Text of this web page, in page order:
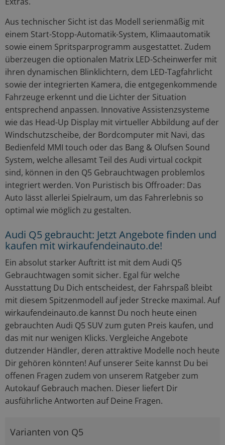
Aus technischer Sicht ist das Modell serienmäßig mit
einem Start-Stopp-Automatik-System, Klimaautomatik
sowie einem Spritsparprogramm ausgestattet. Zudem
überzeugen die optionalen Matrix LED-Scheinwerfer mit
ihren dynamischen Blinklichtern, dem LED-Tagfahrlicht
sowie der integrierten Kamera, die entgegenkommende
Fahrzeuge erkennt und die Lichter der Situation
entsprechend anpassen. Innovative Assistenzsysteme
wie das Head-Up Display mit virtueller Abbildung auf der
Windschutzscheibe, der Bordcomputer mit Navi, das
Bedienfeld MMI touch oder das Bang & Olufsen Sound
System, welche allesamt Teil des Audi virtual cockpit
sind, können in den Q5 Gebrauchtwagen problemlos
integriert werden. Von Puristisch bis Offroader: Das
Auto lässt allerlei Spielraum, um das Fahrerlebnis so
optimal wie möglich zu gestalten.
Audi Q5 gebraucht: Jetzt Angebote finden und
kaufen mit wirkaufendeinauto.de!
Ein absolut starker Auftritt ist mit dem Audi Q5
Gebrauchtwagen somit sicher. Egal für welche
Ausstattung Du Dich entscheidest, der Fahrspaß bleibt
mit diesem Spitzenmodell auf jeder Strecke maximal. Auf
wirkaufendeinauto.de kannst Du noch heute einen
gebrauchten Audi Q5 SUV zum guten Preis kaufen, und
das mit nur wenigen Klicks. Vergleiche Angebote
dutzender Händler, deren attraktive Modelle noch heute
Dir gehören könnten! Auf unserer Seite kannst Du bei
offenen Fragen zudem von unserem Ratgeber zum
Autokauf Gebrauch machen. Dieser liefert Dir
ausführliche Antworten auf Deine Fragen.
Varianten von Q5